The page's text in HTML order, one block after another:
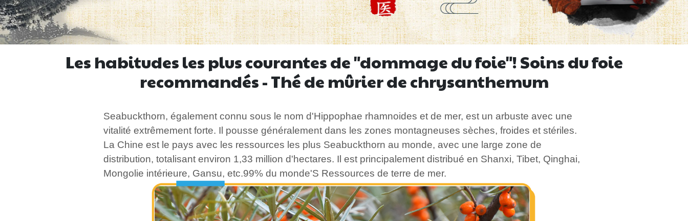
Les habitudes les plus courantes de "dommage du foie"! Soins du foie
recommandés - Thé de mûrier de chrysanthemum
Seabuckthorn, également connu sous le nom d'Hippophae rhamnoides et de mer, est un arbuste avec une
vitalité extrêmement forte. Il pousse généralement dans les zones montagneuses sèches, froides et stériles.
La Chine est le pays avec les ressources les plus Seabuckthorn au monde, avec une large zone de
distribution, totalisant environ 1,33 million d'hectares. Il est principalement distribué en Shanxi, Tibet, Qinghai,
Mongolie intérieure, Gansu, etc.99% du monde'S Ressources de terre de mer.